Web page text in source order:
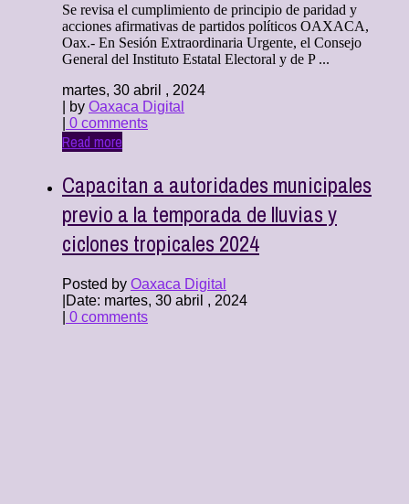
Se revisa el cumplimiento de principio de paridad y
acciones afirmativas de partidos políticos OAXACA,
Oax.- En Sesión Extraordinaria Urgente, el Consejo
General del Instituto Estatal Electoral y de P ...
martes, 30 abril , 2024
| by Oaxaca Digital
0 comments
Read more
Capacitan a autoridades municipales
previo a la temporada de lluvias y
ciclones tropicales 2024
Posted by Oaxaca Digital
Date: martes, 30 abril , 2024
0 comments